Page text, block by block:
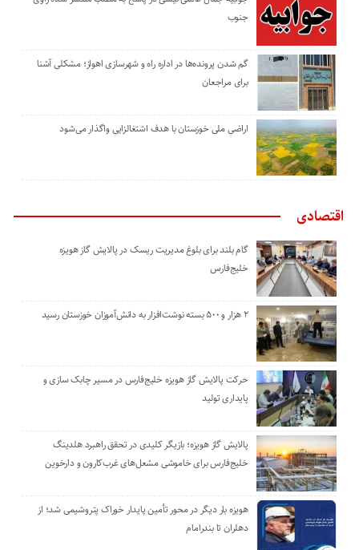
جنوب
گم شدن پرونده‌ها در اداره راه و شهرسازی اهواز؛ مشکلی آشنا
برای مراجعان
اراضی ملی خوزستان با هدف اشتغالزایی واگذار می‌شود
اقتصادی
گام بلند برای بلوغ مدیریت ریسک در پالایش گاز هویزه
خلیج‌فارس
۲ هزار و ۵۰۰ بسته نوشت‌افزار به دانش‌آموزان خوزستان رسید
حرکت پالایش گاز هویزه خلیج‌فارس در مسیر چابک سازی و
پایداری تولید
پالایش گاز هویزه؛ بازیگر کلیدی در تحقق راهبرد هلدینگ
خلیج‌فارس برای خاموشی مشعل‌های غرب‌کارون و دارخوین
هویزه بار دیگر در محور تأمین پایدار خوراک پتروشیمی شد؛ از
دهلران تا بندرامام